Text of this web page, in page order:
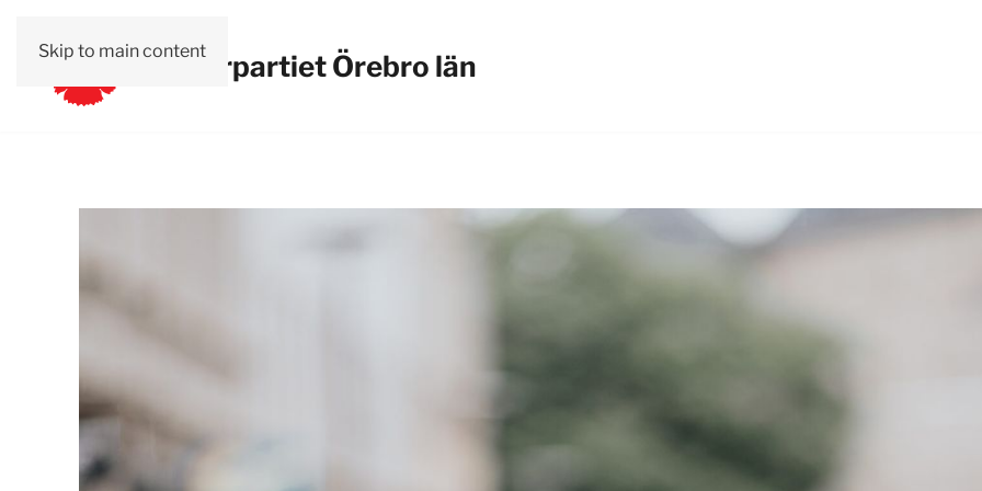
Skip to main contentVänsterpartiet Örebro län